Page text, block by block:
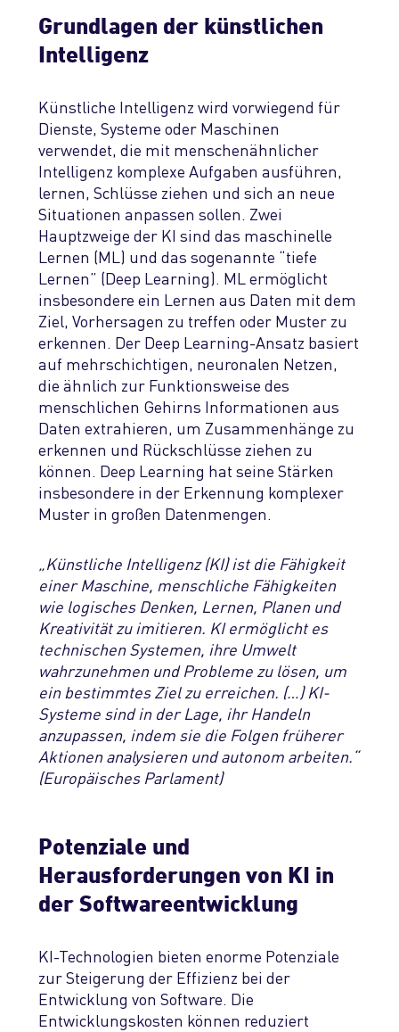
Grundlagen der künstlichen
Intelligenz
Künstliche Intelligenz wird vorwiegend für
Dienste, Systeme oder Maschinen
verwendet, die mit menschenähnlicher
Intelligenz komplexe Aufgaben ausführen,
lernen, Schlüsse ziehen und sich an neue
Situationen anpassen sollen. Zwei
Hauptzweige der KI sind das maschinelle
Lernen (ML) und das sogenannte “tiefe
Lernen” (Deep Learning). ML ermöglicht
insbesondere ein Lernen aus Daten mit dem
Ziel, Vorhersagen zu treffen oder Muster zu
erkennen. Der Deep Learning-Ansatz basiert
auf mehrschichtigen, neuronalen Netzen,
die ähnlich zur Funktionsweise des
menschlichen Gehirns Informationen aus
Daten extrahieren, um Zusammenhänge zu
erkennen und Rückschlüsse ziehen zu
können. Deep Learning hat seine Stärken
insbesondere in der Erkennung komplexer
Muster in großen Datenmengen.
„Künstliche Intelligenz (KI) ist die Fähigkeit
einer Maschine, menschliche Fähigkeiten
wie logisches Denken, Lernen, Planen und
Kreativität zu imitieren. KI ermöglicht es
technischen Systemen, ihre Umwelt
wahrzunehmen und Probleme zu lösen, um
ein bestimmtes Ziel zu erreichen. (…) KI-
Systeme sind in der Lage, ihr Handeln
anzupassen, indem sie die Folgen früherer
Aktionen analysieren und autonom arbeiten.“
(Europäisches Parlament)
Potenziale und
Herausforderungen von KI in
der Softwareentwicklung
KI-Technologien bieten enorme Potenziale
zur Steigerung der Effizienz bei der
Entwicklung von Software. Die
Entwicklungskosten können reduziert